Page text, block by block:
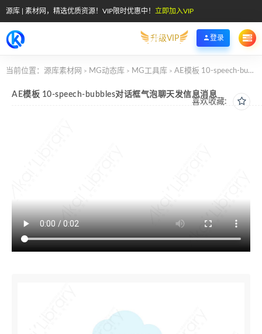
源库 | 素材网，精选优质资源！VIP限时优惠中！ 立即加入VIP
升级VIP 登录
当前位置： 源库素材网 > MG动态库 > MG工具库 > AE模板 10-speech-bubbles对话框气泡聊天发信息消息
喜欢收藏:
AE模板 10-speech-bubbles对话框气泡聊天发信息消息